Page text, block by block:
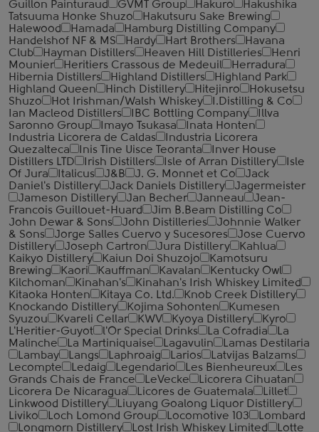
Guillon Painturaud
GVMT Group Hakuro
Hakushika
Tatsuuma Honke Shuzo
Hakutsuru Sake Brewing
Halewood
Hamada
Hamburg Distilling Company
Handelshof NF & MS
Hardy Hart Brothers
Havana
Club
Hayman Distillers Heaven Hill Distilleries
Henri
Mounier
Heritiers Crassous de Medeuil
Herradura
Hibernia Distillers
Highland Distillers
Highland Park
Highland Queen
Hinch Distillery Hitejinro
Hokusetsu
Shuzo
Hot Irishman/Walsh Whiskey
I.Distilling & Co
Ian Macleod Distillers
IBC Bottling Company
Illva
Saronno Group
Imayo Tsukasa
Inata Honten
Industria Licorera de Caldas
Industria Licorera
Quezalteca
Inis Tine Uisce Teoranta
Inver House
Distillers LTD
Irish Distillers Isle of Arran Distillery
Isle
Of Jura
Italicus J&B J. G. Monnet et Co
Jack
Daniel's Distillery
Jack Daniels Distillery
Jagermeister
Jameson Distillery
Jan Becher Janneau
Jean-
Francois Guillouet-Huard
Jim B.Beam Distilling Co
John Dewar & Sons
John Distilleries
Johnnie Walker
& Sons
Jorge Salles Cuervo y Sucesores
Jose Cuervo
Distillery
Joseph Cartron Jura Distillery
Kahlua
Kaikyo Distillery
Kaiun Doi Shuzojo
Kamotsuru
Brewing
Kaori Kauffman Kavalan
Kentucky Owl
Kilchoman
Kinahan's
Kinahan's Irish Whiskey Limited
Kitaoka Honten
Kitaya Co. Ltd.
Knob Creek Distillery
Knockando Distillery
Kojima Sohonten
Kumesen
Syuzou
Kvareli Cellar KWV Kyoya Distillery
Kyro
L'Heritier-Guyot
l'Or Special Drinks La Cofradia
La
Malinche
La Martiniquaise Lagavulin
Lamas Destilaria
Lambay
Langs Laphroaig Larios
Latvijas Balzams
Lecompte
Ledaig Legendario Les Bienheureux
Les
Grands Chais de France
LeVecke
Licorera Cihuatan
Licorera De Nicaragua
Licores de Guatemala
Lillet
Linkwood Distillery
Liuyang Goalong Liquor Distillery
Liviko
Loch Lomond Group Locomotive 103
Lombard
Longmorn Distillery
Lost Irish Whiskey Limited
Lotte